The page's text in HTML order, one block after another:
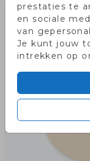
prestaties te
en sociale
van
Je kunt jouw
intrekken op